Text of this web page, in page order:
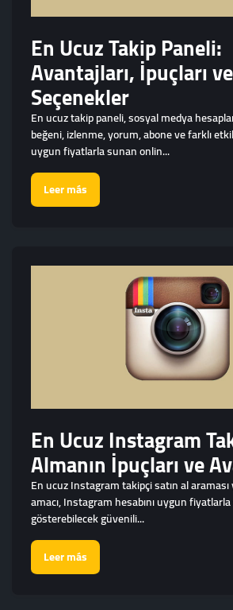
En Ucuz Takip Paneli:
Avantajları, İpuçları
Seçenekler
En ucuz takip paneli, sosyal medya
beğeni, izlenme, yorum, abone ve farklı
uygun fiyatlarla sunan onlin...
Leer más
En Ucuz Instagram
Almanın İpuçları ve
En ucuz Instagram takipçi satın al araması
amacı, Instagram hesabını uygun
gösterebilecek güvenili...
Leer más